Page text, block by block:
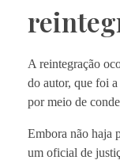
A reintegração
do autor, que foi
por meio de
Embora não haja
um oficial de